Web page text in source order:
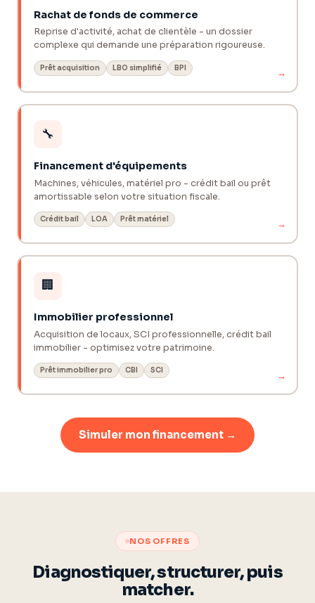
Rachat de fonds de commerce
Reprise d'activité, achat de clientèle - un dossier
complexe qui demande une préparation rigoureuse.
Prêt acquisition LBO simplifié BPI →
🔧
Financement d'équipements
Machines, véhicules, matériel pro - crédit bail ou prêt
amortissable selon votre situation fiscale.
Crédit bail LOA Prêt matériel →
🏢
Immobilier professionnel
Acquisition de locaux, SCI professionnelle, crédit bail
immobilier - optimisez votre patrimoine.
Prêt immobilier pro CBI SCI →
Simuler mon financement →
NOS OFFRES
Diagnostiquer, structurer, puis
matcher.